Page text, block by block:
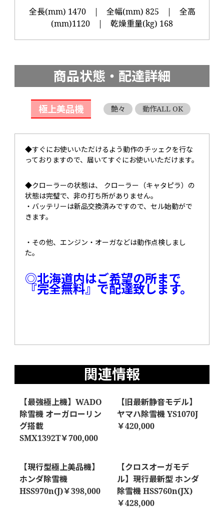
全長(mm) 1470 | 全幅(mm) 825 | 全高
(mm)1120 | 乾燥重量(kg) 168
商品状態・配達詳細
極上美品機 艶々 動作ALL OK
◆すぐにお使いいただけるよう動作のチッェクを行な
っておりますので、届いてすぐにお使いいただけます。
◆クローラーの状態は、 クローラー（キャタピラ）の
状態は完璧で、非の打ち所がありません。
・バッテリーは新品交換済みですので、セル始動がで
きます。
・その他、エンジン・オーガなどは動作点検しまし
た。
◎北海道内はご希望の所まで
『完全無料』で配達致します。
関連情報
【最強極上機】WADO
除雪機 オーガローリン
グ搭載
SMX1392T￥700,000
【旧最新静音モデル】
ヤマハ除雪機 YS1070J
￥420,000
【現行型極上美品機】
ホンダ除雪機
HSS970n(J)￥398,000
【クロスオーガモデ
ル】現行最新型 ホンダ
除雪機 HSS760n(JX)
￥428,000